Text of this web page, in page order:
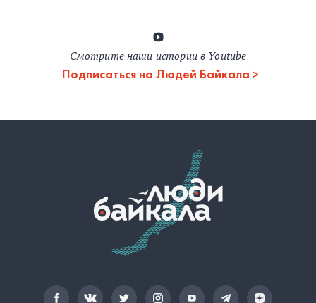
Смотрите наши истории в Youtube
Подписаться на Людей Байкала